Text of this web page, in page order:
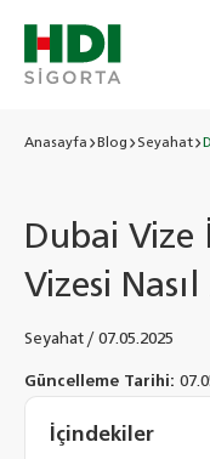
Anasayfa Blog Seyahat
Dubai
Vizesi Nasıl
Seyahat / 07.05.2025
Güncelleme Tarihi:
İçindekiler